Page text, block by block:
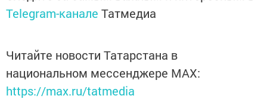
Telegram-канале Татмедиа
Читайте новости Татарстана в
национальном мессенджере MАХ:
https://max.ru/tatmedia